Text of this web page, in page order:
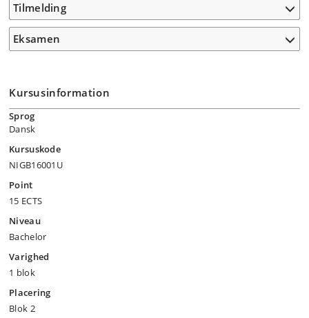
Tilmelding
Eksamen
Kursusinformation
Sprog
Dansk
Kursuskode
NIGB16001U
Point
15 ECTS
Niveau
Bachelor
Varighed
1 blok
Placering
Blok 2